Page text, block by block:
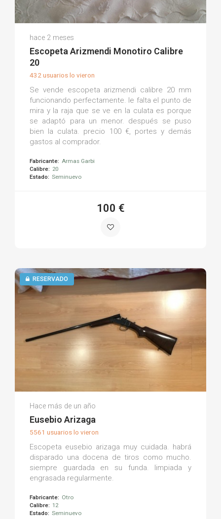
hace 2 meses
Escopeta Arizmendi Monotiro Calibre
20
432 usuarios lo vieron
Se vende escopeta arizmendi calibre 20 mm
funcionando perfectamente. le falta el punto de
mira y la raja que se ve en la culata es porque
se adaptó para un menor. después se puso
bien la culata. precio 100 €, portes y demás
gastos al comprador.
Fabricante: Armas Garbi
Calibre: 20
Estado: Seminuevo
100 €
RESERVADO
Francisco A.
Hace más de un año
Eusebio Arizaga
5561 usuarios lo vieron
Escopeta eusebio arizaga muy cuidada. habrá
disparado una docena de tiros como mucho.
siempre guardada en su funda. limpiada y
engrasada regularmente.
Fabricante: Otro
Calibre: 12
Estado: Seminuevo